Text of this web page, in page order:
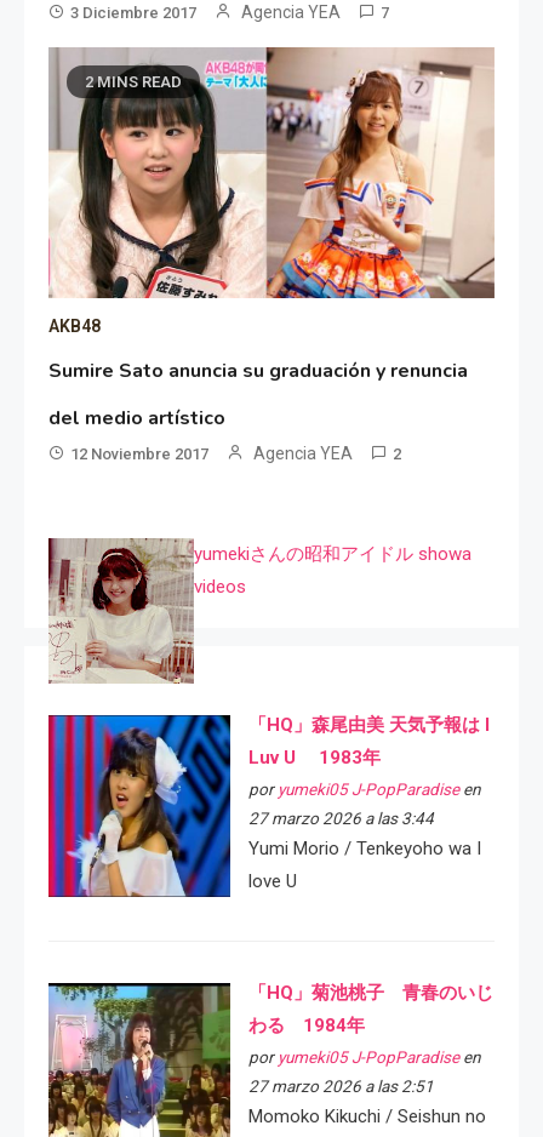
3 Diciembre 2017 Agencia YEA 7
2 MINS READ
AKB48
Sumire Sato anuncia su graduación y renuncia
del medio artístico
12 Noviembre 2017 Agencia YEA 2
yumekiさんの昭和アイドル showa
videos
「HQ」森尾由美 天気予報は I
Luv U 1983年
por yumeki05 J-PopParadiseen
27 marzo 2026 a las 3:44
Yumi Morio / Tenkeyoho wa I
love U
「HQ」菊池桃子 青春のいじ
わる 1984年
por yumeki05 J-PopParadiseen
27 marzo 2026 a las 2:51
Momoko Kikuchi / Seishun no